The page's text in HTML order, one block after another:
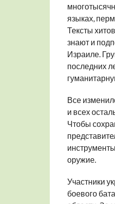
языках,
Тексты
знают и
Израиле.
последних
Все
и всех
Чтобы
оружие.
Участники
боевого